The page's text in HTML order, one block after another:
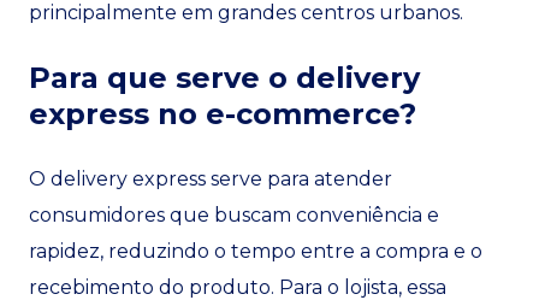
principalmente em grandes centros urbanos.
Para que serve o delivery
express no e-commerce?
O delivery express serve para atender
consumidores que buscam conveniência e
rapidez, reduzindo o tempo entre a compra e o
recebimento do produto. Para o lojista, essa